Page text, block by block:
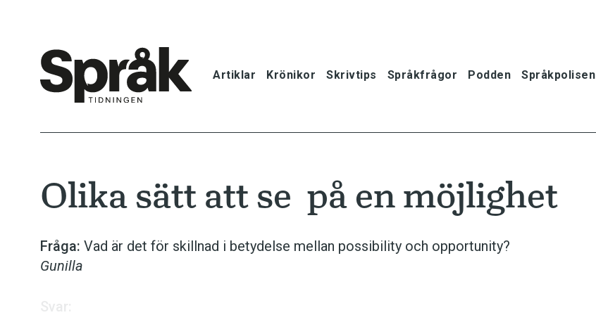
Artiklar Krönikor Skrivtips Språkfrågor Podden Språkpolisen
Krönikor
Olika sätt att se på en möjlighet
Fråga: Vad är det för skillnad i betydelse mellan possibility och opportunity?
Gunilla